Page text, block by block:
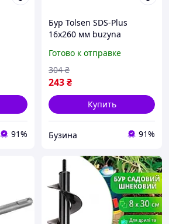
91%
Бур Tolsen SDS-Plus
16х260 мм buzyna
Готово к отправке
243₴
304 ₴
Купить
Бузина 91%